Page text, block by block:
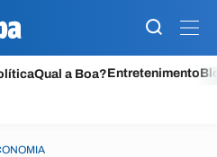
Qual a Boa?Entretenimento